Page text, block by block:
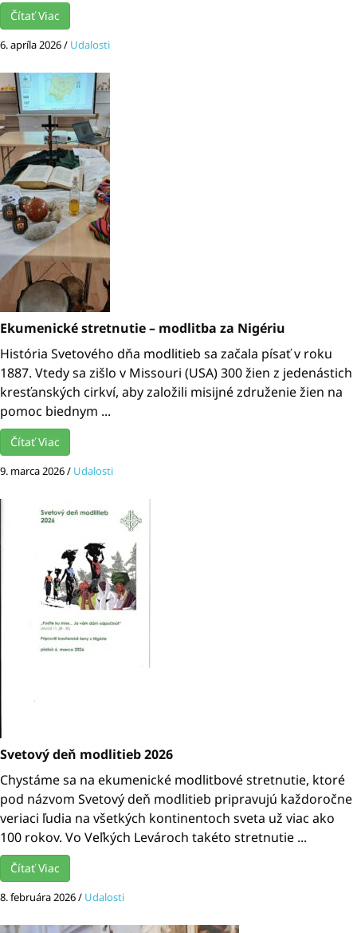
Čítať Viac
6. apríla 2026/ Udalosti
Ekumenické stretnutie – modlitba za Nigériu
História Svetového dňa modlitieb sa začala písať v roku
1887. Vtedy sa zišlo v Missouri (USA) 300 žien z jedenástich
kresťanských cirkví, aby založili misijné združenie žien na
pomoc biednym ...
Čítať Viac
9. marca 2026/ Udalosti
Svetový deň modlitieb 2026
Chystáme sa na ekumenické modlitbové stretnutie, ktoré
pod názvom Svetový deň modlitieb pripravujú každoročne
veriaci ľudia na všetkých kontinentoch sveta už viac ako
100 rokov. Vo Veľkých Levároch takéto stretnutie ...
Čítať Viac
8. februára 2026/ Udalosti